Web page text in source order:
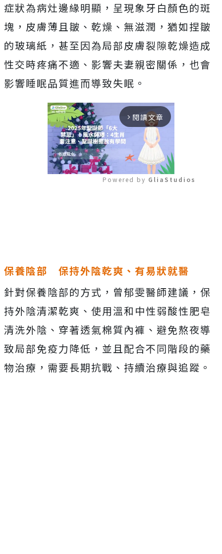
症狀為病灶邊緣明顯，呈現象牙白顏色的斑
塊，皮膚薄且皺、乾燥、無滋潤，猶如捏皺
的玻璃紙，甚至因為局部皮膚裂隙乾燥造成
性交時疼痛不適、影響夫妻親密關係，也會
影響睡眠品質進而導致失眠。
arrow_forward_ios 閱讀文章
Powered by GliaStudios
保養陰部 保持外陰乾爽、有易狀就醫
針對保養陰部的方式，曾郁雯醫師建議，保
持外陰清潔乾爽、使用溫和中性弱酸性肥皂
清洗外陰、穿著透氣棉質內褲、避免熬夜導
致局部免疫力降低，並且配合不同階段的藥
物治療，需要長期抗戰、持續治療與追蹤。